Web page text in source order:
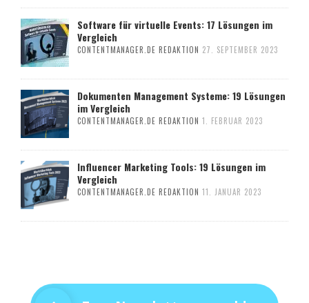
Software für virtuelle Events: 17 Lösungen im
Vergleich
CONTENTMANAGER.DE REDAKTION 27. SEPTEMBER 2023
Dokumenten Management Systeme: 19 Lösungen
im Vergleich
CONTENTMANAGER.DE REDAKTION 1. FEBRUAR 2023
Influencer Marketing Tools: 19 Lösungen im
Vergleich
CONTENTMANAGER.DE REDAKTION 11. JANUAR 2023